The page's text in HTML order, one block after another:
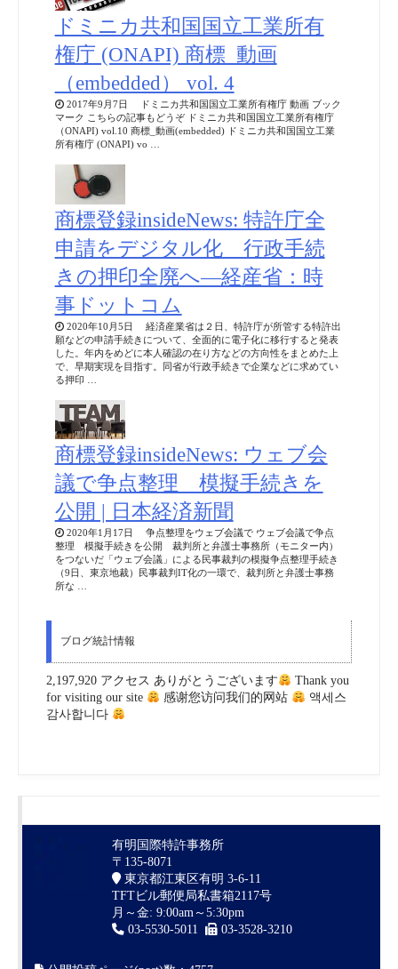
ドミニカ共和国国立工業所有
権庁 (ONAPI) 商標_動画
（embedded） vol. 4
2017年9月7日 ドミニカ共和国国立工業所有権庁 動画 ブック
マーク こちらの記事もどうぞ ドミニカ共和国国立工業所有権庁
（ONAPI) vol.10 商標_動画(embedded) ドミニカ共和国国立工業
所有権庁 (ONAPI) vo …
商標登録insideNews: 特許庁全
申請をデジタル化 行政手続
きの押印全廃へ―経産省：時
事ドットコム
2020年10月5日 経済産業省は２日、特許庁が所管する特許出
願などの申請手続きについて、全面的に電子化に移行すると発表
した。年内をめどに本人確認の在り方などの方向性をまとめた上
で、早期実現を目指す。同省が行政手続きで企業などに求めてい
る押印 …
商標登録insideNews: ウェブ会
議で争点整理 模擬手続きを
公開 | 日本経済新聞
2020年1月17日 争点整理をウェブ会議で ウェブ会議で争点
整理 模擬手続きを公開 裁判所と弁護士事務所（モニター内）
をつないだ「ウェブ会議」による民事裁判の模擬争点整理手続き
（9日、東京地裁）民事裁判IT化の一環で、裁判所と弁護士事務
所な …
ブログ統計情報
2,197,920 アクセス ありがとうございます
Thank you
for visiting our site
感谢您访问我们的网站
액세스
감사합니다
有明国際特許事務所
〒135-8071
東京都江東区有明 3-6-11
TFTビル郵便局私書箱2117号
月～金: 9:00am～5:30pm
03-5530-5011
03-3528-3210